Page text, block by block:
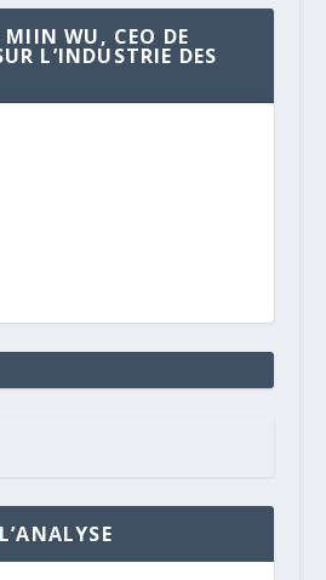
WU, CEO DE
L’INDUSTRIE DES